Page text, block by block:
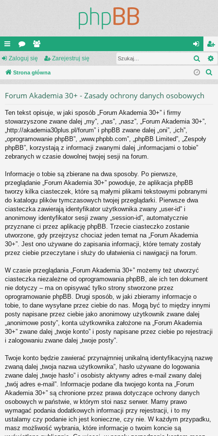
ię
ce
or
a
ży
tk
ni
cy
al
og
ar
ej
Zaloguj się Zarejestruj się
Strona główna
Forum Akademia 30+ - Zasady ochrony danych osobowych
Ten tekst opisuje, w jaki sposób „Forum Akademia 30+” i firmy
stowarzyszone zwane dalej „my”, „nas”, „nasz”, „Forum Akademia 30+”,
„http://akademia30plus.pl/forum” i phpBB zwane dalej „oni”, „ich”,
„oprogramowanie phpBB”, „www.phpbb.com”, „phpBB Limited”, „Zespoły
phpBB”, korzystają z informacji zwanymi dalej „informacjami o tobie”
zebranych w czasie dowolnej twojej sesji na forum.
Informacje o tobie są zbierane na dwa sposoby. Po pierwsze,
przeglądanie „Forum Akademia 30+” powoduje, że aplikacja phpBB
tworzy kilka ciasteczek, które są małymi plikami tekstowymi pobranymi
do katalogu plików tymczasowych twojej przeglądarki. Pierwsze dwa
ciasteczka zawierają identyfikator użytkownika zwany „user-id” i
anonimowy identyfikator sesji zwany „session-id”, automatycznie
przyznane ci przez aplikację phpBB. Trzecie ciasteczko zostanie
utworzone, gdy przejrzysz chociaż jeden temat na „Forum Akademia
30+”. Jest ono używane do zapisania informacji, które tematy zostały
przez ciebie przeczytane i służy do ułatwienia ci nawigacji na forum.
W czasie przeglądania „Forum Akademia 30+” możemy też utworzyć
ciasteczka niezależne od oprogramowania phpBB, ale ich ten dokument
nie dotyczy – ma on opisywać tylko strony stworzone przez
oprogramowanie phpBB. Drugi sposób, w jaki zbieramy informacje o
tobie, to dane wysyłane przez ciebie do nas. Mogą być to między innymi
posty napisane przez ciebie jako anonimowy użytkownik zwane dalej
„anonimowe posty”, konta użytkownika założone na „Forum Akademia
30+” zwane dalej „twoje konto” i posty napisane przez ciebie po rejestracji
i zalogowaniu zwane dalej „twoje posty”.
Twoje konto będzie zawierać przynajmniej unikalną identyfikacyjną nazwę
zwaną dalej „twoja nazwa użytkownika”, hasło używane do logowania
zwane dalej „twoje hasło” i osobisty aktywny adres e-mail zwany dalej
„twój adres e-mail”. Informacje podane dla twojego konta na „Forum
Akademia 30+” są chronione przez prawa dotyczące ochrony danych
osobowych w państwie, w którym stoi nasz serwer. Mamy prawo
wymagać podania dodatkowych informacji przy rejestracji, i to my
ustalamy czy podanie ich jest konieczne, czy nie. W każdym przypadku,
masz możliwość wybrania, które informacje o twoim koncie są